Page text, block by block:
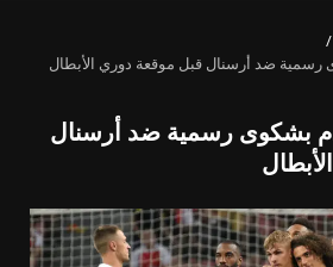
رسمية ضد أرسنال قبل موقعة دوري الأبطال
بشكوى رسمية ضد أرسنال